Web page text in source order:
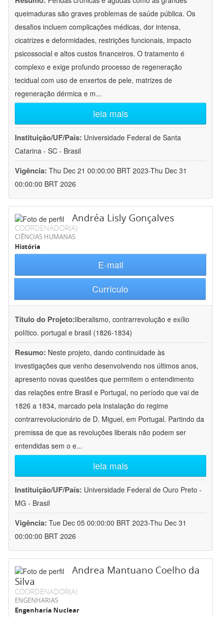
queimaduras são graves problemas de saúde pública. Os
desafios incluem complicações médicas, dor intensa,
cicatrizes e deformidades, restrições funcionais, impacto
psicossocial e altos custos financeiros. O tratamento é
complexo e exige profundo processo de regeneração
tecidual com uso de enxertos de pele, matrizes de
regeneração dérmica e m...
leia mais
Instituição/UF/País: Universidade Federal de Santa
Catarina - SC - Brasil
Vigência: Thu Dec 21 00:00:00 BRT 2023-Thu Dec 31
00:00:00 BRT 2026
Andréa Lisly Gonçalves
COORDENADOR(A)
CIÊNCIAS HUMANAS
História
E-mail
Currículo
Título do Projeto:liberalismo, contrarrevolução e exílio
político. portugal e brasil (1826-1834)
Resumo: Neste projeto, dando continuidade às
investigações que venho desenvolvendo nos últimos anos,
apresento novas questões que permitem o entendimento
das relações entre Brasil e Portugal, no período que vai de
1826 a 1834, marcado pela instalação do regime
contrarrevolucionário de D. Miguel, em Portugal. Partindo da
premissa de que as revoluções liberais não podem ser
entendidas sem o e...
leia mais
Instituição/UF/País: Universidade Federal de Ouro Preto -
MG - Brasil
Vigência: Tue Dec 05 00:00:00 BRT 2023-Thu Dec 31
00:00:00 BRT 2026
Andrea Mantuano Coelho da
Silva
COORDENADOR(A)
ENGENHARIAS
Engenharia Nuclear